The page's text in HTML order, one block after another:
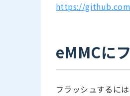
https://
eMMCに
フラッシュするに